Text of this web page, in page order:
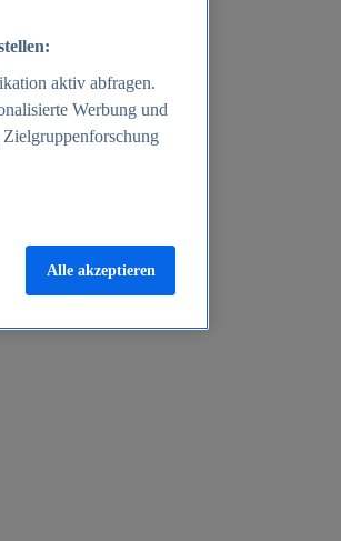
aktiv abfragen.
Werbung und
Alle akzeptieren